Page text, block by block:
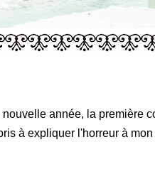
année, la première
à expliquer l'horreur à mon